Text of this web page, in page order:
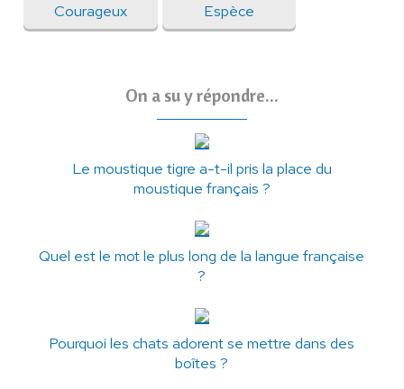
Courageux Espèce
On a su y répondre...
Le moustique tigre a-t-il pris la place du
moustique français ?
Quel est le mot le plus long de la langue française
?
Pourquoi les chats adorent se mettre dans des
boîtes ?